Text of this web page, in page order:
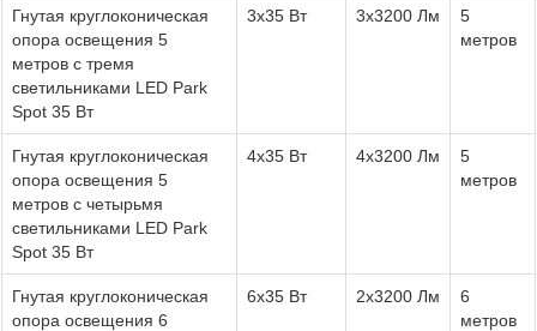
Гнутая круглоконическая
опора освещения 5
метров с тремя
светильниками LED Park
Spot 35 Вт
3x35 Вт 3x3200 Лм
5
метров
Гнутая круглоконическая
опора освещения 5
метров с четырьмя
светильниками LED Park
Spot 35 Вт
4x35 Вт 4x3200 Лм
5
метров
Гнутая круглоконическая
опора освещения 6
6x35 Вт 2x3200 Лм
6
метров